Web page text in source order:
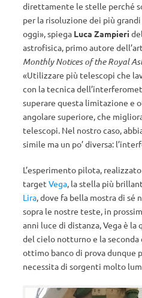
direttamente le stelle perché
per la risoluzione dei più
oggi», spiega Luca Zampieri
astrofisica, primo autore
Monthly Notices of the Royal
«Utilizzare più telescopi che
con la tecnica
superare questa limitazione e
angolare superiore, che
telescopi. Nel nostro caso,
simile ma un po’ diversa:
L’esperimento pilota,
target Vega, la stella più
Lira, dove fa bella mostra di
sopra le nostre teste, in
anni luce di distanza, Vega è
del cielo notturno e la seconda
ottimo banco di prova dunque
necessita di sorgenti molto